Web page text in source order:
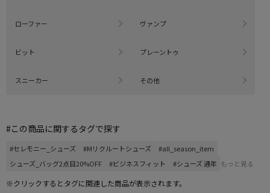
ローファー ヴァンプ
ビット プレーントゥ
スニーカー その他
#この商品に関するタグで探す
#セレモニー_シューズ #Mリクルートシューズ
#all_season_item
シューズ_バッグ2点目20%OFF
#ビジネスフィット #シューズ 通年 もっと見る
※クリックするとタグに関連した商品が表示されます。